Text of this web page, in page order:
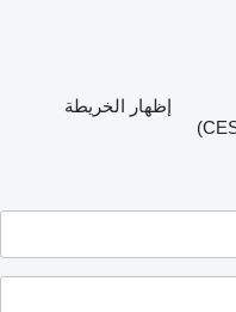
إظهار الخريطة